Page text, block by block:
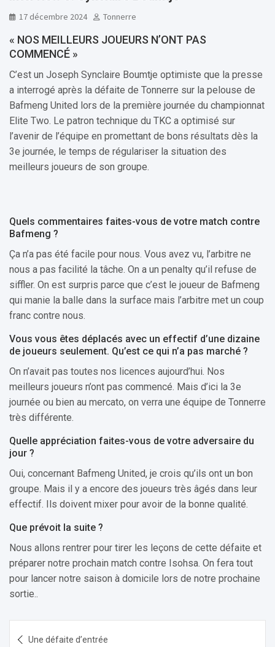
17 décembre 2024 Tonnerre
« NOS MEILLEURS JOUEURS N’ONT PAS
COMMENCÉ »
C’est un Joseph Synclaire Boumtje optimiste que la presse
a interrogé après la défaite de Tonnerre sur la pelouse de
Bafmeng United lors de la première journée du championnat
Elite Two. Le patron technique du TKC a optimisé sur
l’avenir de l’équipe en promettant de bons résultats dès la
3e journée, le temps de régulariser la situation des
meilleurs joueurs de son groupe.
Quels commentaires faites-vous de votre match contre
Bafmeng ?
Ça n’a pas été facile pour nous. Vous avez vu, l’arbitre ne
nous a pas facilité la tâche. On a un penalty qu’il refuse de
siffler. On est surpris parce que c’est le joueur de Bafmeng
qui manie la balle dans la surface mais l’arbitre met un coup
franc contre nous.
Vous vous êtes déplacés avec un effectif d’une dizaine
de joueurs seulement. Qu’est ce qui n’a pas marché ?
On n’avait pas toutes nos licences aujourd’hui. Nos
meilleurs joueurs n’ont pas commencé. Mais d’ici la 3e
journée ou bien au mercato, on verra une équipe de Tonnerre
très différente.
Quelle appréciation faites-vous de votre adversaire du
jour ?
Oui, concernant Bafmeng United, je crois qu’ils ont un bon
groupe. Mais il y a encore des joueurs très âgés dans leur
effectif. Ils doivent mixer pour avoir de la bonne qualité.
Que prévoit la suite ?
Nous allons rentrer pour tirer les leçons de cette défaite et
préparer notre prochain match contre Isohsa. On fera tout
pour lancer notre saison à domicile lors de notre prochaine
sortie..
Une défaite d’entrée